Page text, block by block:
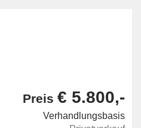
Preis € 5.800,-
Verhandlungsbasis